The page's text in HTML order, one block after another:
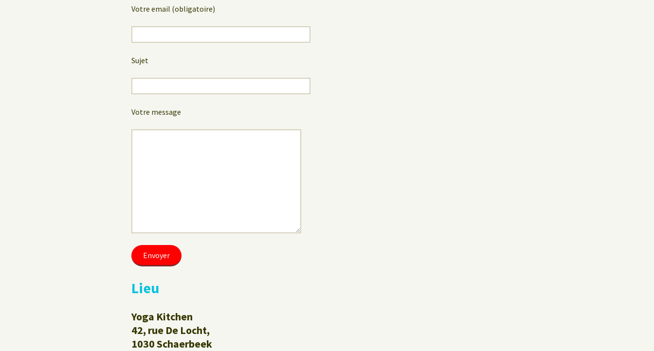
Votre email (obligatoire)
Sujet
Votre message
Lieu
Yoga Kitchen
42, rue De Locht,
1030 Schaerbeek